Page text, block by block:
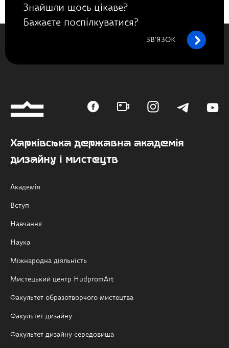
Знайшли щось цікаве?
Бажаєте поспілкуватися?
ЗВ’ЯЗОК
Харківська державна академія
дизайну і мистецтв
Академія
Вступ
Навчання
Наука
Міжнародна діяльність
Мистецький центр HudpromArt
Факультет образотворчого мистецтва
Факультет дизайну
Факультет дизайну середовища